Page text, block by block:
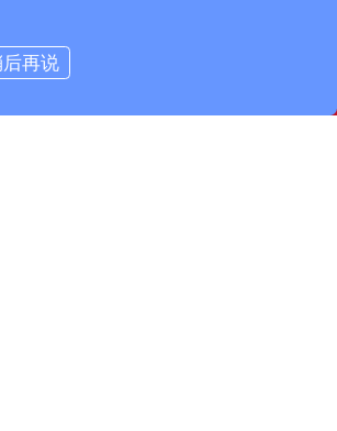
15358868788
info@fmcable.com
凤鸣公众号
再说